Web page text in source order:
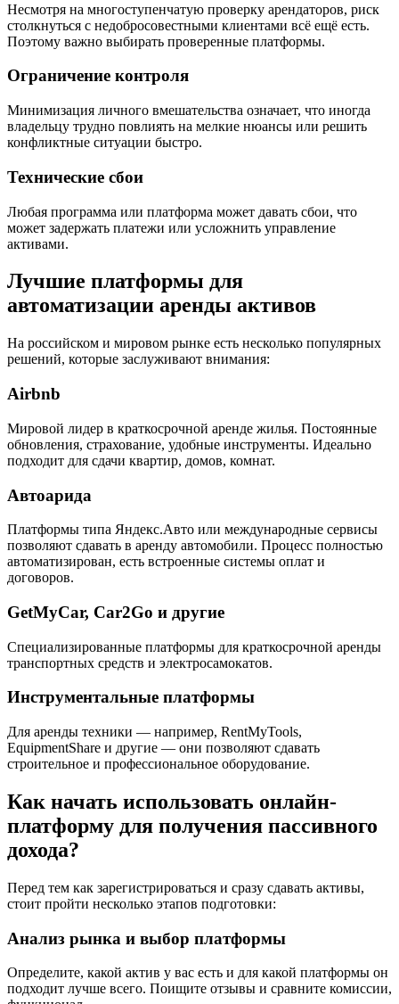
Несмотря на многоступенчатую проверку арендаторов, риск
столкнуться с недобросовестными клиентами всё ещё есть.
Поэтому важно выбирать проверенные платформы.
Ограничение контроля
Минимизация личного вмешательства означает, что иногда
владельцу трудно повлиять на мелкие нюансы или решить
конфликтные ситуации быстро.
Технические сбои
Любая программа или платформа может давать сбои, что
может задержать платежи или усложнить управление
активами.
Лучшие платформы для
автоматизации аренды активов
На российском и мировом рынке есть несколько популярных
решений, которые заслуживают внимания:
Airbnb
Мировой лидер в краткосрочной аренде жилья. Постоянные
обновления, страхование, удобные инструменты. Идеально
подходит для сдачи квартир, домов, комнат.
Автоарида
Платформы типа Яндекс.Авто или международные сервисы
позволяют сдавать в аренду автомобили. Процесс полностью
автоматизирован, есть встроенные системы оплат и
договоров.
GetMyCar, Car2Go и другие
Специализированные платформы для краткосрочной аренды
транспортных средств и электросамокатов.
Инструментальные платформы
Для аренды техники — например, RentMyTools,
EquipmentShare и другие — они позволяют сдавать
строительное и профессиональное оборудование.
Как начать использовать онлайн-
платформу для получения пассивного
дохода?
Перед тем как зарегистрироваться и сразу сдавать активы,
стоит пройти несколько этапов подготовки:
Анализ рынка и выбор платформы
Определите, какой актив у вас есть и для какой платформы он
подходит лучше всего. Поищите отзывы и сравните комиссии,